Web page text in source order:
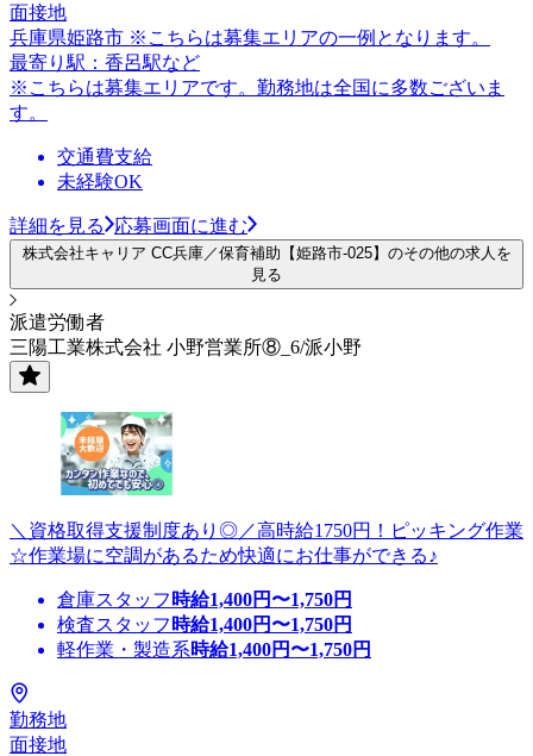
面接地
兵庫県姫路市 ※こちらは募集エリアの一例となります。
最寄り駅：香呂駅など
※こちらは募集エリアです。勤務地は全国に多数ございま
す。
交通費支給
未経験OK
詳細を見る 応募画面に進む
株式会社キャリア CC兵庫／保育補助【姫路市-025】のその他の求人を
見る
派遣労働者
三陽工業株式会社 小野営業所⑧_6/派小野
＼資格取得支援制度あり◎／高時給1750円！ピッキング作業
☆作業場に空調があるため快適にお仕事ができる♪
倉庫スタッフ 時給1,400円〜1,750円
検査スタッフ 時給1,400円〜1,750円
軽作業・製造系時給1,400円〜1,750円
勤務地
面接地